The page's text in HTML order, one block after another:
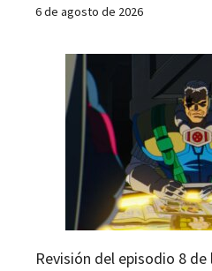
6 de agosto de 2026
Revisión del episodio 8